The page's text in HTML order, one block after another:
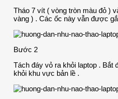
Tháo 7 vít ( vòng tròn màu đỏ )
vàng ) . Các ốc này vẫn được
Bước 2
Tách đáy vỏ ra khỏi laptop . Bắt
khỏi khu vực bản lề .